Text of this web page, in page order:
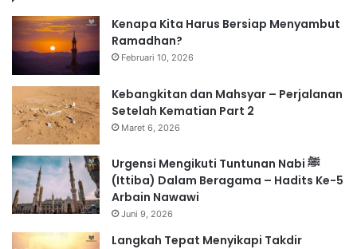
Kenapa Kita Harus Bersiap Menyambut
Ramadhan?
Februari 10, 2026
Kebangkitan dan Mahsyar – Perjalanan
Setelah Kematian Part 2
Maret 6, 2026
Urgensi Mengikuti Tuntunan Nabi ﷺ
(Ittiba) Dalam Beragama – Hadits Ke-5
Arbain Nawawi
Juni 9, 2026
Langkah Tepat Menyikapi Takdir